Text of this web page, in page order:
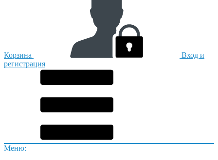
Корзина
Вход и
регистрация
Меню: